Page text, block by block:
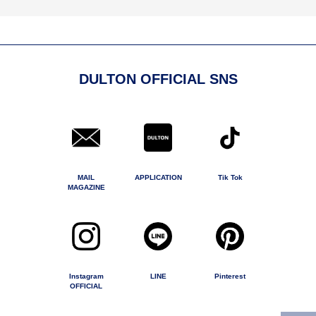
DULTON OFFICIAL SNS
MAIL
MAGAZINE
APPLICATION Tik Tok
Instagram
OFFICIAL
LINE Pinterest